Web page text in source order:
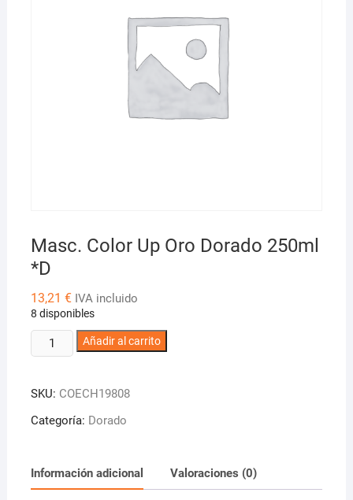
Masc. Color Up Oro Dorado 250ml
*D
13,21 € IVA incluido
8 disponibles
Masc.
Color
Oro
Dorado
cantidad
Añadir al carrito
SKU: COECH19808
Categoría: Dorado
Información adicional Valoraciones (0)